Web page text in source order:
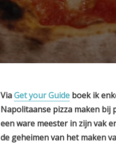
ViaGet your Guide boek ik
Napolitaanse pizza maken bij
een ware meester in zijn vak
de geheimen van het maken